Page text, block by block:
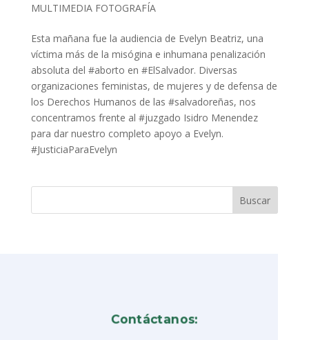
MULTIMEDIA FOTOGRAFÍA
Esta mañana fue la audiencia de Evelyn Beatriz, una
víctima más de la misógina e inhumana penalización
absoluta del #aborto en #ElSalvador. Diversas
organizaciones feministas, de mujeres y de defensa de
los Derechos Humanos de las #salvadoreñas, nos
concentramos frente al #juzgado Isidro Menendez
para dar nuestro completo apoyo a Evelyn.
#JusticiaParaEvelyn
Contáctanos: